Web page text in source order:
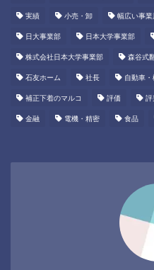
実績 小売・卸 幅広い事業
日大事業部 日本大学事業部
株式会社日本大学事業部 森谷式
石友ホーム 社長 自動車
補正下着のマルコ 評価 評
金融 電機・精密 食品